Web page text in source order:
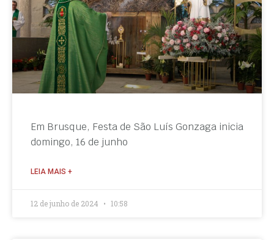
Em Brusque, Festa de São Luís Gonzaga inicia
domingo, 16 de junho
LEIA MAIS +
12 de junho de 2024 10:58